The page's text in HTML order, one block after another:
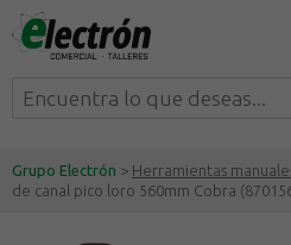
Grupo Electrón > Herramientas
de canal pico loro 560mm Cobra